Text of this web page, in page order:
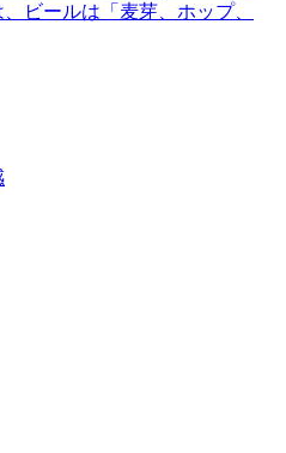
ビールは「麦芽、ホップ、